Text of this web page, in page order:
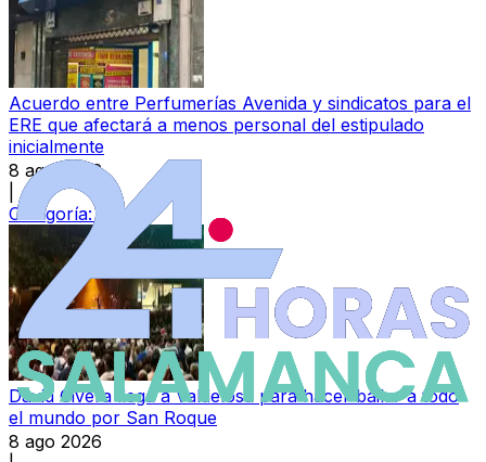
Acuerdo entre Perfumerías Avenida y sindicatos para el
ERE que afectará a menos personal del estipulado
inicialmente
8 ago 2026
Categoría: Local
David Civera llega a Valdelosa para hacer bailar a todo
el mundo por San Roque
8 ago 2026